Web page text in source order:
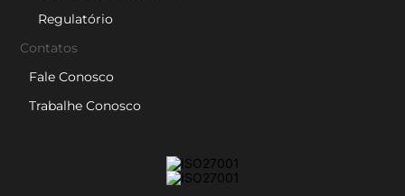
Regulatório
Contatos
Fale Conosco
Trabalhe Conosco